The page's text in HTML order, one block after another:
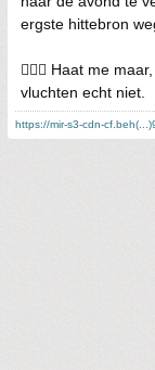
ergste hittebron
🤷🏻‍♂️ Haat me
vluchten echt niet.
https://mir-s3-cdn-